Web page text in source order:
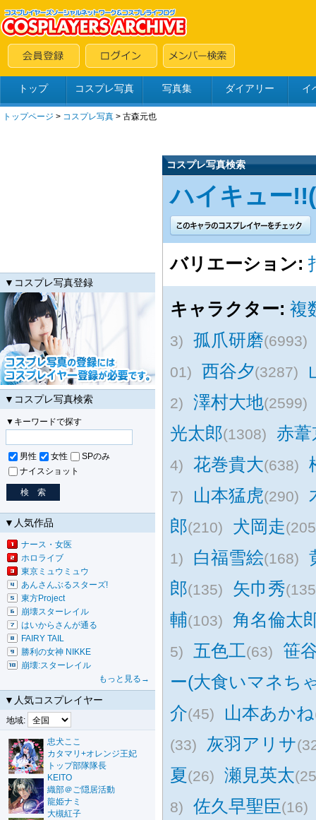
トップ コスプレ写真 写真集 ダイアリー イ
トップページ > コスプレ写真 > 古森元也
▼コスプレ写真登録
▼コスプレ写真検索
▼キーワードで探す
男性 女性
SPのみ
ナイスショット
▼人気作品
ナース・女医
ホロライブ
東京ミュウミュウ
あんさんぶるスターズ!
東方Project
崩壊スターレイル
はいからさんが通る
FAIRY TAIL
勝利の女神 NIKKE
崩壊:スターレイル
もっと見る→
▼人気コスプレイヤー
地域:
忠犬ここ
カタマリ+オレンジ王妃
トップ部隊隊長
KEITO
織部＠ご隠居活動
龍姫ナミ
大槻紅子
コスプレ写真検索
ハイキュー
バリエーション:
キャラクター: 複
3) 孤爪研磨(6993)
01)
西谷夕(3287)
2) 澤村大地(2599)
光太郎(1308) 赤葦
4) 花巻貴大(638)
7) 山本猛虎(290)
郎(210) 犬岡走
1)
白福雪絵(168)
郎(135) 矢巾秀
輔(103) 角名倫太
5) 五色工(63)
笹
ー(大食いマネち
介(45) 山本あかね
(33)
灰羽アリサ
夏(26) 瀬見英太
8)
佐久早聖臣(16)